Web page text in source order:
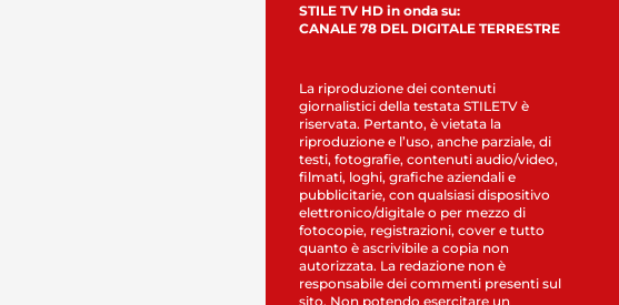
STILE TV HD in onda su:
CANALE 78 DEL DIGITALE TERRESTRE
La riproduzione dei contenuti
giornalistici della testata STILETV è
riservata. Pertanto, è vietata la
riproduzione e l’uso, anche parziale, di
testi, fotografie, contenuti audio/video,
filmati, loghi, grafiche aziendali e
pubblicitarie, con qualsiasi dispositivo
elettronico/digitale o per mezzo di
fotocopie, registrazioni, cover e tutto
quanto è ascrivibile a copia non
autorizzata. La redazione non è
responsabile dei commenti presenti sul
sito. Non potendo esercitare un